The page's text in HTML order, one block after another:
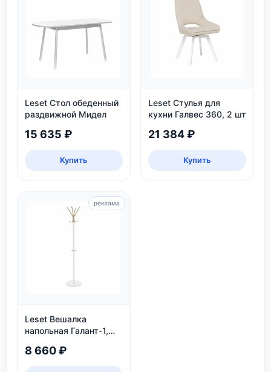
Leset Стол обеденный
раздвижной Мидел
15 635 ₽
Купить
Leset Стулья для
кухни Галвес 360, 2 шт
21 384 ₽
Купить
Leset Вешалка
напольная Галант-1,
8 660 ₽
реклама